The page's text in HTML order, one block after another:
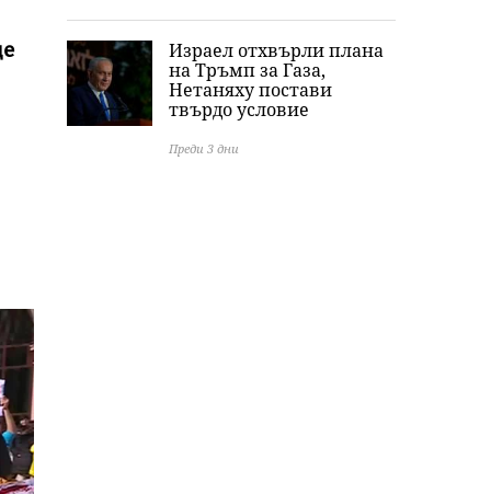
Израел отхвърли плана
на Тръмп за Газа,
Нетаняху постави
твърдо условие
Преди 3 дни